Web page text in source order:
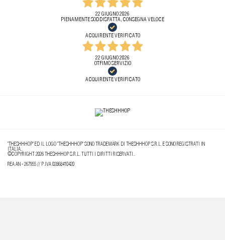
22 GIUGNO 2026
PIENAMENTE SODDISFATTA, CONSEGNA VELOCE
ACQUIRENTE VERIFICATO
22 GIUGNO 2026
OTFIMO SERVIZIO
ACQUIRENTE VERIFICATO
"THESHHHOP" ED IL LOGO "THESHHHOP" SONO TRADEMARK DI THESHHHOP S.R.L. E SONO REGISTRATI IN
ITALIA..
©COPYRIGHT 2026 THESHHHOP S.R.L. TUTTI I DIRITTI RISERVATI..
REA AN - 267955 // P.IVA 02868410420